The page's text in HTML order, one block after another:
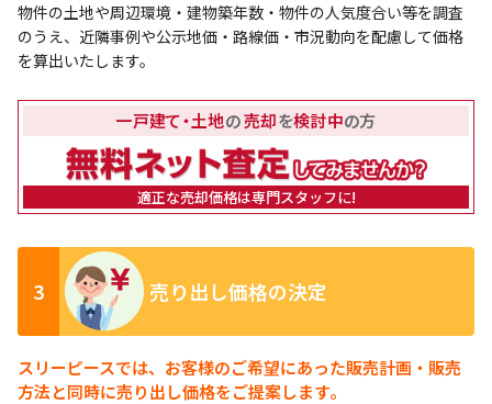
物件の土地や周辺環境・建物築年数・物件の人気度合い等を調査
のうえ、近隣事例や公示地価・路線価・市況動向を配慮して価格
を算出いたします。
一戸建て・土地の売却を検討中の方
適正な売却価格は専門スタッフに!
3 売り出し価格の決定
スリーピースでは、お客様のご希望にあった販売計画・販売
方法と同時に売り出し価格をご提案します。